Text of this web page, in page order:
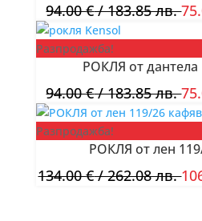
94.00€/ 183.85 лв.
Разпродажба!
РОКЛЯ от дантела
94.00€/ 183.85 лв.
Разпродажба!
РОКЛЯ от лен
134.00€/ 262.08 лв.